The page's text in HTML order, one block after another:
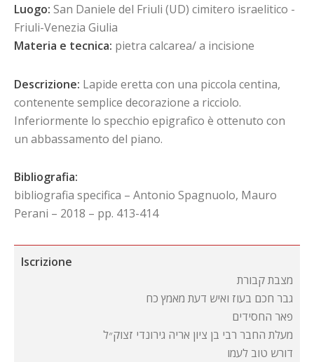
Luogo: San Daniele del Friuli (UD) cimitero israelitico -
Friuli-Venezia Giulia
Materia e tecnica: pietra calcarea/ a incisione
Descrizione: Lapide eretta con una piccola centina,
contenente semplice decorazione a ricciolo.
Inferiormente lo specchio epigrafico è ottenuto con
un abbassamento del piano.
Bibliografia:
bibliografia specifica – Antonio Spagnuolo, Mauro
Perani – 2018 – pp. 413-414
Iscrizione
מצבת קבורת
גבר חכם בעוז ואיש דעת מאמץ כח
פאר החסידים
מעלת החבר רבי בן ציון אריה גירונדי זצוק״ל
דורש טוב לעמו